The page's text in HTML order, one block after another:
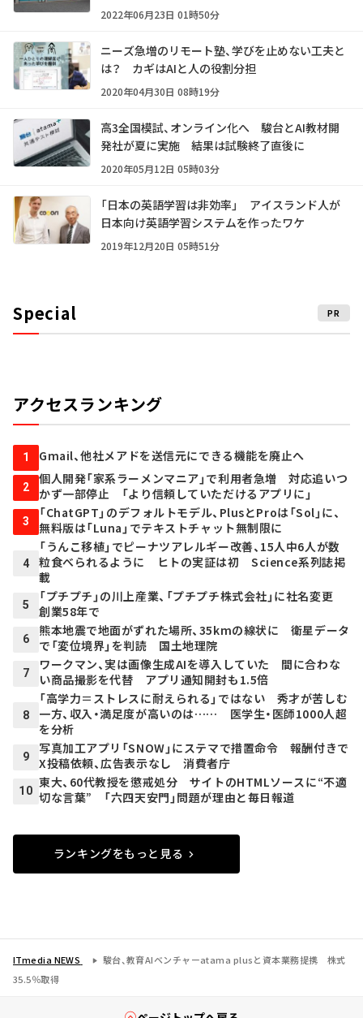
2022年06月23日 01時50分
ニーズ急増のリモート塾、学びを止めない工夫と
は？ カギはAIと人の役割分担
2020年04月30日 08時19分
高3全国模試、オンライン化へ 駿台とAI教材開
発社が夏に実施 結果は試験終了直後に
2020年05月12日 05時03分
「日本の英語学習は非効率」 アイスランド人が
日本向け英語学習システムを作ったワケ
2019年12月20日 05時51分
Special PR
アクセスランキング
1 Gmail、他社メアドを送信元にできる機能を廃止へ
2
個人開発「家系ラーメンマニア」で利用者急増 対応追いつ
かず一部停止 「より信頼していただけるアプリに」
3
「ChatGPT」のデフォルトモデル、PlusとProは「Sol」に、
無料版は「Luna」でテキストチャット無制限に
4
「うんこ移植」でピーナツアレルギー改善、15人中6人が数
粒食べられるように ヒトの実証は初 Science系列誌掲
載
5
「プチプチ」の川上産業、「プチプチ株式会社」に社名変更
創業58年で
6
熊本地震で地面がずれた場所、35kmの線状に 衛星データ
で「変位境界」を判読 国土地理院
7
ワークマン、実は画像生成AIを導入していた 間に合わな
い商品撮影を代替 アプリ通知開封も1.5倍
8
「高学力＝ストレスに耐えられる」ではない 秀才が苦しむ
一方、収入・満足度が高いのは…… 医学生・医師1000人超
を分析
9
写真加工アプリ「SNOW」にステマで措置命令 報酬付きで
X投稿依頼、広告表示なし 消費者庁
10
東大、60代教授を懲戒処分 サイトのHTMLソースに“不適
切な言葉” 「六四天安門」問題が理由と毎日報道
ランキングをもっと見る
ITmedia NEWS
駿台、教育AIベンチャーatama plusと資本業務提携 株式
35.5％取得